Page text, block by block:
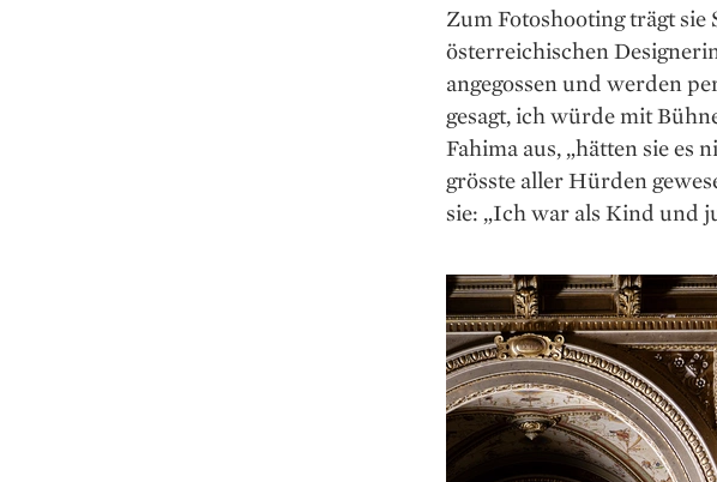
Zum Fotoshooting trägt
österreichischen
angegossen und werden
gesagt, ich würde mit
Fahima aus, „hätten sie es
grösste aller Hürden
sie: „Ich war als Kind und